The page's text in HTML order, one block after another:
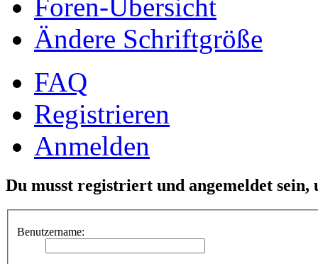
Foren-Übersicht
Ändere Schriftgröße
FAQ
Registrieren
Anmelden
Du musst registriert und angemeldet
Benutzername: